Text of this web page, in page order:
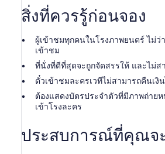
คน
สิ่งที่ควรรู้ก่อนจอง
ผู้เข้าชมทุกคนในโรงภาพยนตร์ ไม่ว่
เข้าชม
ที่นั่งที่ดีที่สุดจะถูกจัดสรรให้ และไม่ส
ตั๋วเข้าชมละครเวทีไม่สามารถคืนเงิ
ต้องแสดงบัตรประจำตัวที่มีภาพถ่าย
เข้าโรงละคร
ประสบการณ์ที่คุณจ